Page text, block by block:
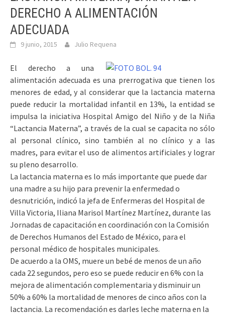
DERECHO A ALIMENTACIÓN
ADECUADA
9 junio, 2015 Julio Requena
El derecho a una
alimentación adecuada es una prerrogativa que tienen los
menores de edad, y al considerar que la lactancia materna
puede reducir la mortalidad infantil en 13%, la entidad se
impulsa la iniciativa Hospital Amigo del Niño y de la Niña
“Lactancia Materna”, a través de la cual se capacita no sólo
al personal clínico, sino también al no clínico y a las
madres, para evitar el uso de alimentos artificiales y lograr
su pleno desarrollo.
La lactancia materna es lo más importante que puede dar
una madre a su hijo para prevenir la enfermedad o
desnutrición, indicó la jefa de Enfermeras del Hospital de
Villa Victoria, Iliana Marisol Martínez Martínez, durante las
Jornadas de capacitación en coordinación con la Comisión
de Derechos Humanos del Estado de México, para el
personal médico de hospitales municipales.
De acuerdo a la OMS, muere un bebé de menos de un año
cada 22 segundos, pero eso se puede reducir en 6% con la
mejora de alimentación complementaria y disminuir un
50% a 60% la mortalidad de menores de cinco años con la
lactancia. La recomendación es darles leche materna en la